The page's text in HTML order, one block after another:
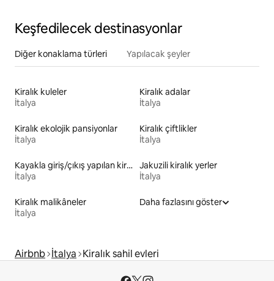
Keşfedilecek destinasyonlar
Diğer konaklama türleri Yapılacak şeyler
Kiralık kuleler
İtalya
Kiralık adalar
İtalya
Kiralık ekolojik pansiyonlar
İtalya
Kiralık çiftlikler
İtalya
Kayakla giriş/çıkış yapılan kiralık yerler
İtalya
Jakuzili kiralık yerler
İtalya
Kiralık malikâneler
İtalya
Daha fazlasını göster
Airbnb İtalya Kiralık sahil evleri